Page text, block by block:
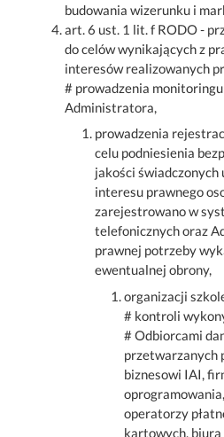
budowania wizerunku i
art. 6 ust. 1 lit. f RODO -
do celów wynikających z
interesów realizowanych
# prowadzenia
Administratora,
prowadzenia
celu podniesienia
jakości świadczonych
interesu prawnego
zarejestrowano w
telefonicznych oraz
prawnej potrzeby
ewentualnej obrony,
organizacji
# kontroli
# Odbiorcami
przetwarzanych
biznesowi IAI,
operatorzy
kartowych,